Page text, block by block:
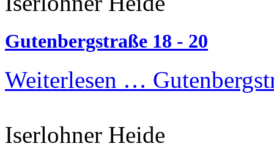
Gutenbergstraße 18 - 20
Weiterlesen …
Iserlohner Heide